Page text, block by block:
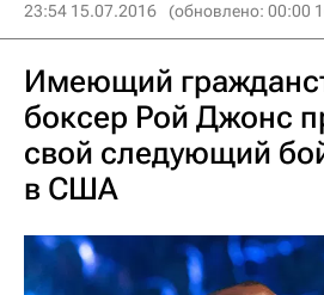
23:54 15.07.2016 (обновлено: 00:00
Имеющий
боксер Рой Джонс
свой следующий
в США